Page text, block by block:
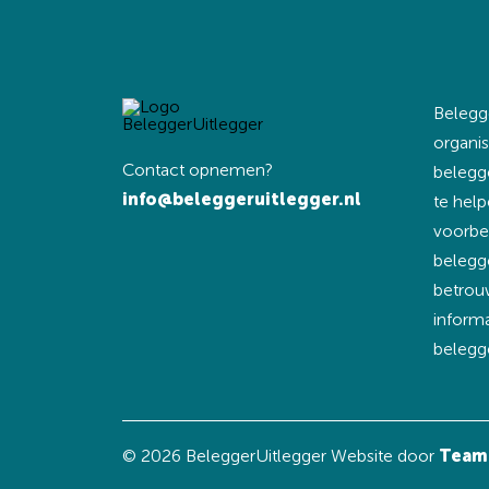
Contact opnemen?
info@beleggeruitlegger.nl
te
© 2026 BeleggerUitlegger Website door Team